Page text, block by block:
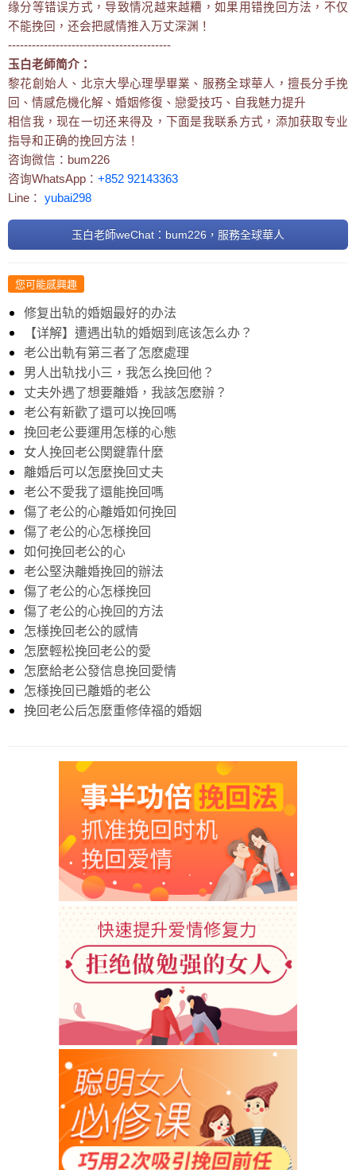
缘分等错误方式，导致情况越来越糟，如果用错挽回方法，不仅
不能挽回，还会把感情推入万丈深渊！
-----------------------------------------
玉白老師简介：
黎花創始人、北京大學心理學畢業、服務全球華人，擅長分手挽
回、情感危機化解、婚姻修復、戀愛技巧、自我魅力提升
相信我，现在一切还来得及，下面是我联系方式，添加获取专业
指导和正确的挽回方法！
咨询微信：bum226
咨询WhatsApp： +852 92143363
Line： yubai298
玉白老師weChat：bum226，服務全球華人
您可能感興趣
修复出轨的婚姻最好的办法
【详解】遭遇出轨的婚姻到底该怎么办？
老公出軌有第三者了怎麽處理
男人出轨找小三，我怎么挽回他？
丈夫外遇了想要離婚，我該怎麽辦？
老公有新歡了還可以挽回嗎
挽回老公要運用怎様的心態
女人挽回老公関鍵靠什麼
離婚后可以怎麼挽回丈夫
老公不愛我了還能挽回嗎
傷了老公的心離婚如何挽回
傷了老公的心怎様挽回
如何挽回老公的心
老公堅決離婚挽回的辦法
傷了老公的心怎様挽回
傷了老公的心挽回的方法
怎様挽回老公的感情
怎麼輕松挽回老公的愛
怎麼給老公發信息挽回愛情
怎様挽回已離婚的老公
挽回老公后怎麼重修倖福的婚姻